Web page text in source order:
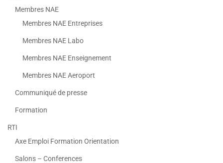
Membres NAE
Membres NAE Entreprises
Membres NAE Labo
Membres NAE Enseignement
Membres NAE Aeroport
Communiqué de presse
Formation
RTI
Axe Emploi Formation Orientation
Salons – Conferences